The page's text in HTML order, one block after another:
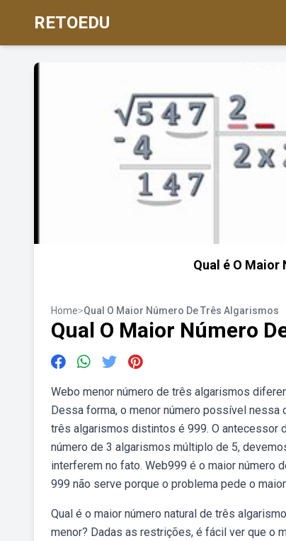
RETOEDU
Qual é O Maior
Home>Qual O Maior Número De Três Algarismos
Qual O Maior Número
Webo menor número de três algarismos
Dessa forma, o menor número possível nessa
três algarismos distintos é 999. O antecessor
número de 3 algarismos múltiplo de 5,
interferem no fato. Web999 é o maior número
999 não serve porque o problema pede o
Qual é o maior número natural de três
menor? Dadas as restrições, é fácil ver que o